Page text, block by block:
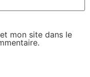
mon site dans le